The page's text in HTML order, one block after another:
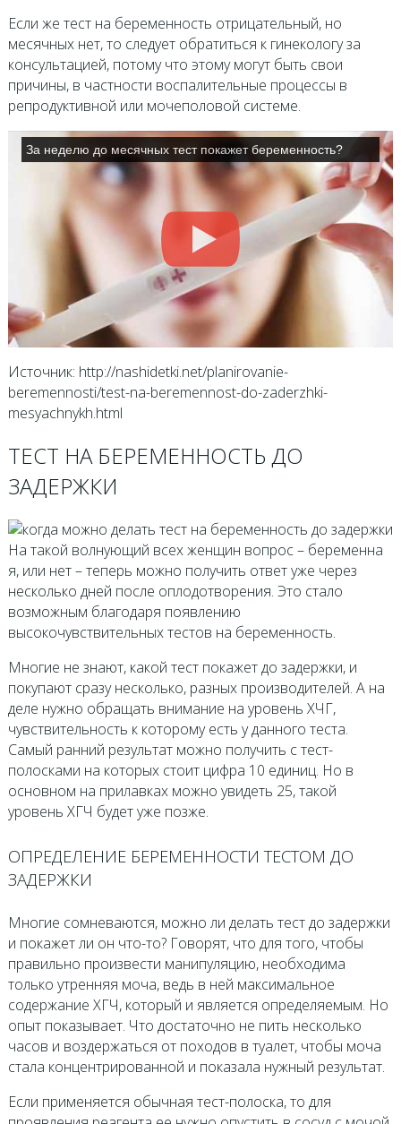
Если же тест на беременность отрицательный, но
месячных нет, то следует обратиться к гинекологу за
консультацией, потому что этому могут быть свои
причины, в частности воспалительные процессы в
репродуктивной или мочеполовой системе.
За неделю до месячных тест покажет беременность?
Источник: http://nashidetki.net/planirovanie-
beremennosti/test-na-beremennost-do-zaderzhki-
mesyachnykh.html
ТЕСТ НА БЕРЕМЕННОСТЬ ДО
ЗАДЕРЖКИ
На такой волнующий всех женщин вопрос – беременна
я, или нет – теперь можно получить ответ уже через
несколько дней после оплодотворения. Это стало
возможным благодаря появлению
высокочувствительных тестов на беременность.
Многие не знают, какой тест покажет до задержки, и
покупают сразу несколько, разных производителей. А на
деле нужно обращать внимание на уровень ХЧГ,
чувствительность к которому есть у данного теста.
Самый ранний результат можно получить с тест-
полосками на которых стоит цифра 10 единиц. Но в
основном на прилавках можно увидеть 25, такой
уровень ХГЧ будет уже позже.
ОПРЕДЕЛЕНИЕ БЕРЕМЕННОСТИ ТЕСТОМ ДО
ЗАДЕРЖКИ
Многие сомневаются, можно ли делать тест до задержки
и покажет ли он что-то? Говорят, что для того, чтобы
правильно произвести манипуляцию, необходима
только утренняя моча, ведь в ней максимальное
содержание ХГЧ, который и является определяемым. Но
опыт показывает. Что достаточно не пить несколько
часов и воздержаться от походов в туалет, чтобы моча
стала концентрированной и показала нужный результат.
Если применяется обычная тест-полоска, то для